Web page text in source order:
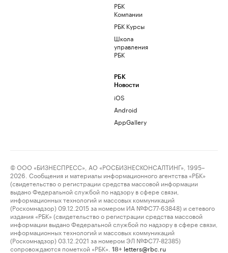
РБК
Компании
РБК Курсы
Школа
управления
РБК
РБК
Новости
iOS
Android
AppGallery
© ООО «БИЗНЕСПРЕСС», АО «РОСБИЗНЕСКОНСАЛТИНГ», 1995–
2026. Сообщения и материалы информационного агентства «РБК»
(свидетельство о регистрации средства массовой информации
выдано Федеральной службой по надзору в сфере связи,
информационных технологий и массовых коммуникаций
(Роскомнадзор) 09.12.2015 за номером ИА №ФС77-63848) и сетевого
издания «РБК» (свидетельство о регистрации средства массовой
информации выдано Федеральной службой по надзору в сфере связи,
информационных технологий и массовых коммуникаций
(Роскомнадзор) 03.12.2021 за номером ЭЛ №ФС77-82385)
сопровождаются пометкой «РБК».
18+ letters@rbc.ru